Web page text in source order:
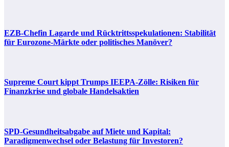
EZB-Chefin Lagarde und Rücktrittsspekulationen: Stabilität
für Eurozone-Märkte oder politisches Manöver?
Supreme Court kippt Trumps IEEPA-Zölle: Risiken für
Finanzkrise und globale Handelsaktien
SPD-Gesundheitsabgabe auf Miete und Kapital:
Paradigmenwechsel oder Belastung für Investoren?